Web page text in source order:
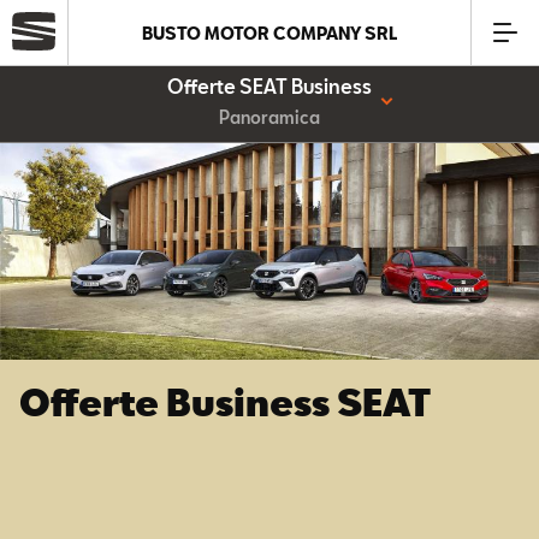
Modelli
Offerte
Service
Business
BUSTO MOTOR COMPANY SRL
Offerte SEAT Business
Panoramica
Offerte Business SEAT